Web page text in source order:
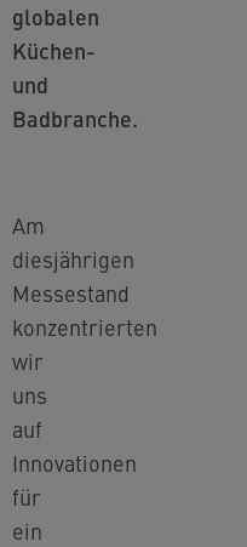
globalen
Küchen-
und
Badbranche.
Am
diesjährigen
Messestand
konzentrierten
wir
uns
auf
Innovationen
für
ein